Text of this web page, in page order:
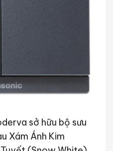
sở hữu bộ sưu
Xám Ánh Kim